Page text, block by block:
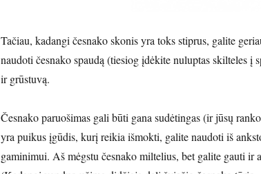
Tačiau, kadangi česnako skonis yra toks stiprus, galite
naudoti česnako spaudą (tiesiog įdėkite nuluptas skilteles į
ir grūstuvą.
Česnako paruošimas gali būti gana sudėtingas (ir jūsų
yra puikus įgūdis, kurį reikia išmokti, galite naudoti iš
gaminimui. Aš mėgstu česnako miltelius, bet galite gauti ir